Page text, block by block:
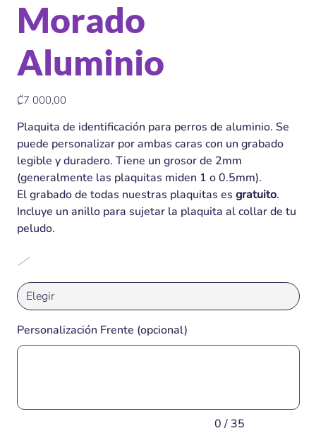
Morado
Aluminio
Precio
₡7 000,00
Plaquita de identificación para perros de aluminio. Se
puede personalizar por ambas caras con un grabado
legible y duradero. Tiene un grosor de 2mm
(generalmente las plaquitas miden 1 o 0.5mm).
El grabado de todas nuestras plaquitas es gratuito.
Incluye un anillo para sujetar la plaquita al collar de tu
peludo.
Personalización Frente (opcional)
35
0 / 35